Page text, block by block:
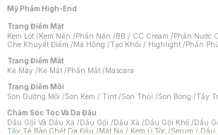
Mỹ Phẩm High-End
Trang Điểm Mặt
Kem Lót /Kem Nền /Phấn Nền /BB / CC Cream /Phấn Nước
Che Khuyết Điểm /Má Hồng /Tạo Khối / Highlight /Phấn Phủ
Trang Điểm Mắt
Kẻ Mày /Kẻ Mắt /Phấn Mắt /Mascara
Trang Điểm Môi
Son Dưỡng Môi /Son Kem / Tint /Son Thỏi /Son Bóng /Tẩy
Chăm Sóc Tóc Và Da Đầu
Dầu Gội Và Dầu Xả /Dầu Gội /Dầu Xả /Dầu Gội Khô /Dầu
Tẩy Tế Bào Chết Da Đầu /Mặt Nạ / Kem Ủ Tóc /Serum / Dầu